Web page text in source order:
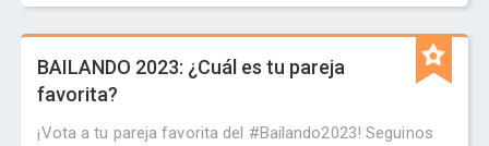
BAILANDO 2023: ¿Cuál es tu pareja
favorita?
¡Vota a tu pareja favorita del #Bailando2023! Seguinos